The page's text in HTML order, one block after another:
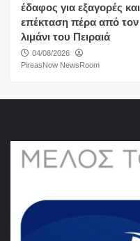
έδαφος για εξαγορές και
επέκταση πέρα από τον
λιμάνι του Πειραιά
04/08/2026
PireasNow NewsRoom